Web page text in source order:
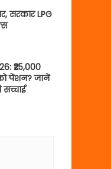
सरकार LPG
₹25,000
पेंशन? जानें